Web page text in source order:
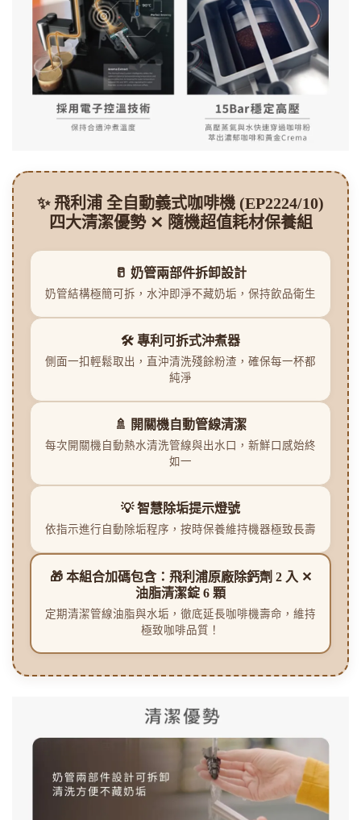
✨ 飛利浦 全自動義式咖啡機 (EP2224/10)
四大清潔優勢 ✕ 隨機超值耗材保養組
🥛 奶管兩部件拆卸設計
奶管結構極簡可拆，水沖即淨不藏奶垢，保持飲品衛生
🛠️ 專利可拆式沖煮器
側面一扣輕鬆取出，直沖清洗殘餘粉渣，確保每一杯都
純淨
🚿 開關機自動管線清潔
每次開關機自動熱水清洗管線與出水口，新鮮口感始終
如一
💡 智慧除垢提示燈號
依指示進行自動除垢程序，按時保養維持機器極致長壽
🎁 本組合加碼包含：飛利浦原廠除鈣劑 2 入 ✕
油脂清潔錠 6 顆
定期清潔管線油脂與水垢，徹底延長咖啡機壽命，維持
極致咖啡品質！